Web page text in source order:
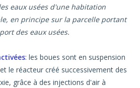
eaux usées d'une habitation
en principe sur la parcelle portant
des eaux usées.
: les boues sont en suspension
le réacteur créé successivement des
grâce à des injections d'air à